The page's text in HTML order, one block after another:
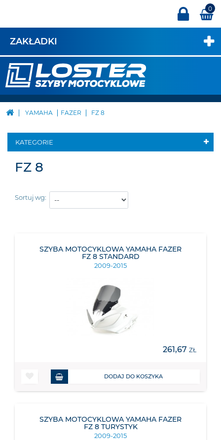
0
ZAKŁADKI
YAMAHA FAZER FZ 8
KATEGORIE
FZ 8
Sortuj wg:
SZYBA MOTOCYKLOWA YAMAHA FAZER
FZ 8 STANDARD
2009-2015
261,67 ZŁ
DODAJ DO KOSZYKA
SZYBA MOTOCYKLOWA YAMAHA FAZER
FZ 8 TURYSTYK
2009-2015